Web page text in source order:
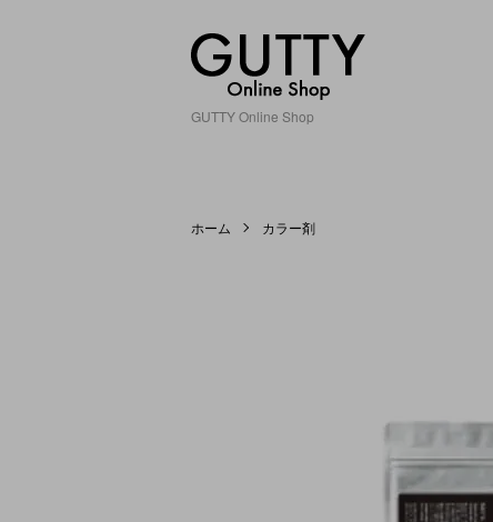
GUTTY Online Shop
ホーム カラー剤